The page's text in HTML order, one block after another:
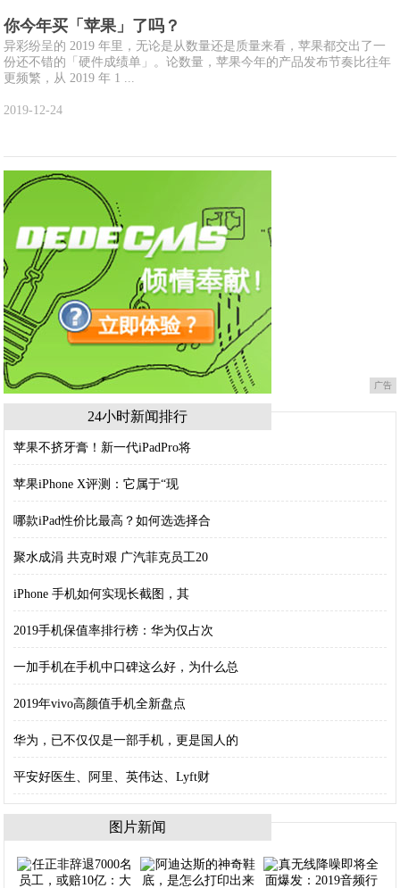
你今年买「苹果」了吗？
异彩纷呈的 2019 年里，无论是从数量还是质量来看，苹果都交出了一
份还不错的「硬件成绩单」。论数量，苹果今年的产品发布节奏比往年
更频繁，从 2019 年 1 ...
2019-12-24
广告
24小时新闻排行
苹果不挤牙膏！新一代iPadPro将
苹果iPhone X评测：它属于“现
哪款iPad性价比最高？如何选选择合
聚水成涓 共克时艰 广汽菲克员工20
iPhone 手机如何实现长截图，其
2019手机保值率排行榜：华为仅占次
一加手机在手机中口碑这么好，为什么总
2019年vivo高颜值手机全新盘点
华为，已不仅仅是一部手机，更是国人的
平安好医生、阿里、英伟达、Lyft财
图片新闻